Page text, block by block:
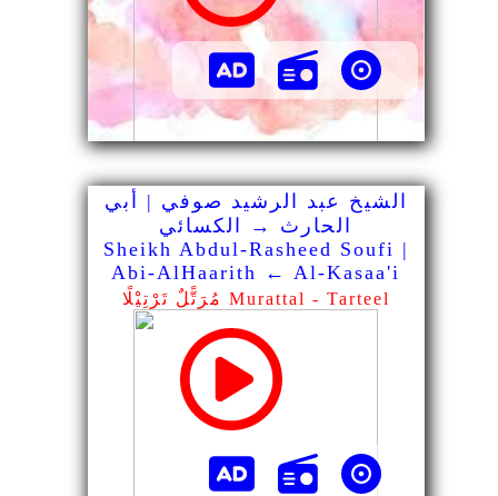
الشيخ عبد الرشيد صوفي | أبي
الحارث → الكسائي
Sheikh Abdul-Rasheed Soufi |
Abi-AlHaarith ← Al-Kasaa'i
مُرَتًّلٌ تَرْتِيْلًا Murattal - Tarteel